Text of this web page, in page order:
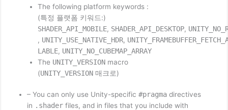
The following platform keywords :
(특정 플랫폼 키워드:)
SHADER_API_MOBILE, SHADER_API_DESKTOP,
, UNITY_USE_NATIVE_HDR,
LABLE, UNITY_NO_CUBEMAP_ARRAY
The UNITY_VERSIONmacro
(UNITY_VERSION매크로)
– You can only use Unity-specific#pragma directives
in .shader files, and in files that you include with